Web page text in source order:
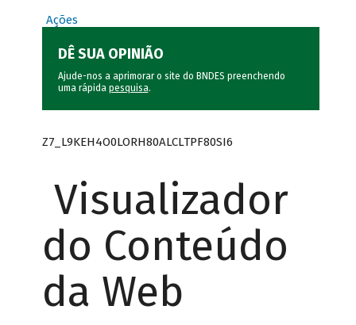
Ações
DÊ SUA OPINIÃO
Ajude-nos a aprimorar o site do BNDES preenchendo
uma rápida pesquisa.
Z7_L9KEH4O0LORH80ALCLTPF80SI6
Visualizador
do Conteúdo
da Web